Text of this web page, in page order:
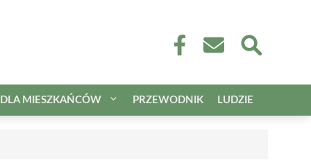
DLA MIESZKAŃCÓW PRZEWODNIK LUDZIE